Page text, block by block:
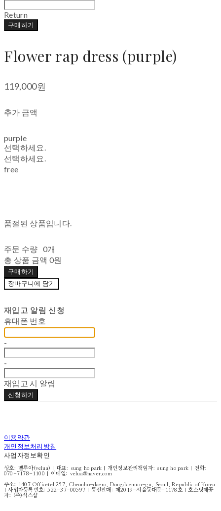
Return
구매하기
Flower rap dress (purple)
119,000원
추가 금액
purple
선택하세요.
선택하세요.
free
품절된 상품입니다.
주문 수량 0개
총 상품 금액 0원
구매하기
장바구니에 담기
재입고 알림 신청
휴대폰 번호
-
-
재입고 시 알림
신청하기
이용약관
개인정보처리방침
사업자정보확인
상호: 벨루아(velua) | 대표: sung ho park | 개인정보관리책임자: sung ho park | 전화:
070-7178-1100 | 이메일: velua@naver.com
주소: 1407 Officetel 257, Cheonho-daero, Dongdaemun-gu, Seoul, Republic of Korea
| 사업자등록번호: 522-37-00597 | 통신판매:제2019-서울동대문-1178호| 호스팅제공
자: (주)식스샵